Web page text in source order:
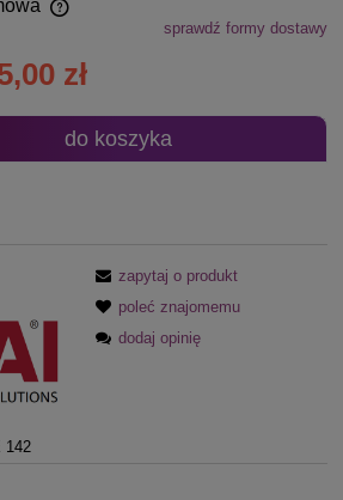
kosztów płatnościsprawdź formy dostawy
zł
do koszyka
142
zapytaj o produkt
poleć znajomemu
dodaj opinię